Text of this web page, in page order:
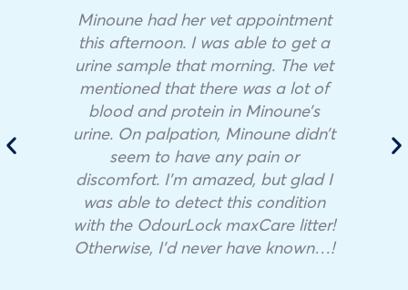
Minoune had her vet appointment
this afternoon. I was able to get a
urine sample that morning. The vet
mentioned that there was a lot of
blood and protein in Minoune’s
urine. On palpation, Minoune didn’t
seem to have any pain or
discomfort. I’m amazed, but glad I
was able to detect this condition
with the OdourLock maxCare litter!
Otherwise, I’d never have known…!